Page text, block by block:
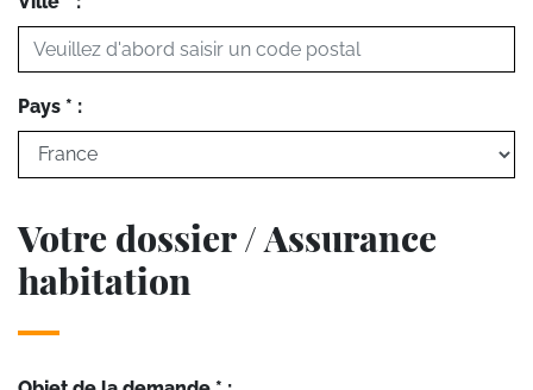
Pays * :
Votre dossier / Assurance
habitation